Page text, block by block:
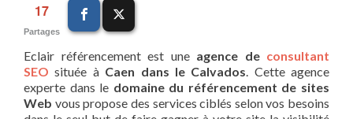
17
Partages
Eclair référencement est une agence de consultant
SEO située à Caen dans le Calvados. Cette agence
experte dans le domaine du référencement de sites
Web vous propose des services ciblés selon vos besoins